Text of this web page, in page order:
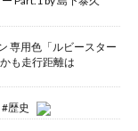
専用色「ルビースター
も走行距離は
歴史